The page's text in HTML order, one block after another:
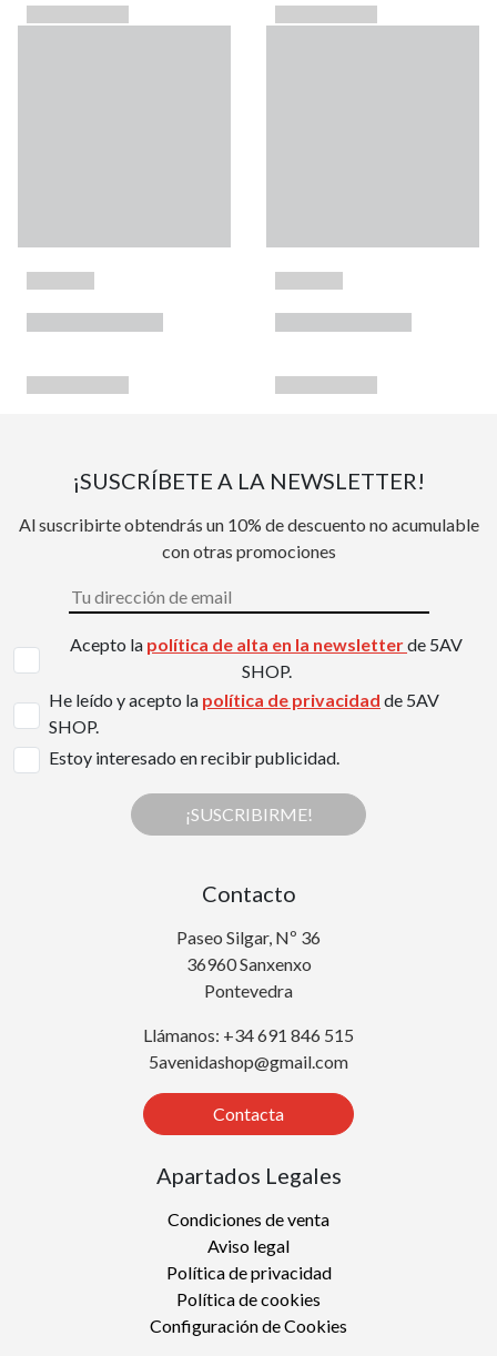
¡SUSCRÍBETE A LA NEWSLETTER!
Al suscribirte obtendrás un 10% de descuento no acumulable
con otras promociones
Acepto la política de alta en la newsletterde 5AV
SHOP.
He leído y acepto la política de privacidad de 5AV
SHOP.
Estoy interesado en recibir publicidad.
¡SUSCRIBIRME!
Contacto
Paseo Silgar, Nº 36
36960 Sanxenxo
Pontevedra
Llámanos: +34 691 846 515
5avenidashop@gmail.com
Contacta
Apartados Legales
Condiciones de venta
Aviso legal
Política de privacidad
Política de cookies
Configuración de Cookies